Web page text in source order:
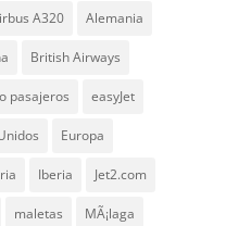
A320 Alemania
British Airways
pasajeros easyJet
Europa
Iberia Jet2.com
maletas MÃ¡laga